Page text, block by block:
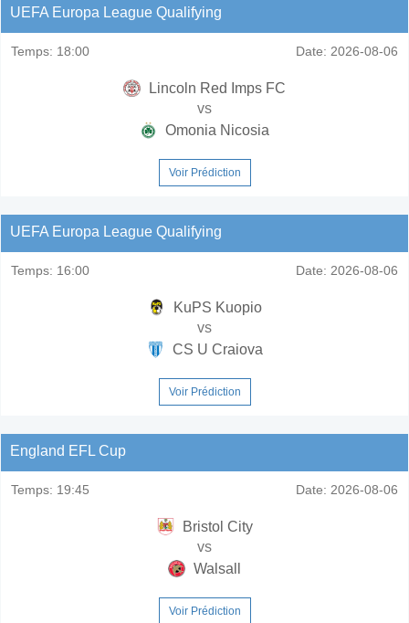
UEFA Europa League Qualifying
Temps: 18:00 Date: 2026-08-06
Lincoln Red Imps FC
vs
Omonia Nicosia
Voir Prédiction
UEFA Europa League Qualifying
Temps: 16:00 Date: 2026-08-06
KuPS Kuopio
vs
CS U Craiova
Voir Prédiction
England EFL Cup
Temps: 19:45 Date: 2026-08-06
Bristol City
vs
Walsall
Voir Prédiction